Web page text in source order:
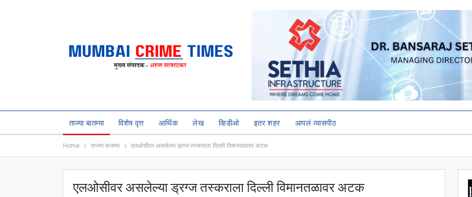
ताज्या बातम्या विशेष वृत्त आर्थिक लेख व्हिडीओ इतर शहर आपलं व्यासपीठ
Home ताज्या बातम्या एलओसीवर असलेल्या ड्रग्ज तस्कराला दिल्ली विमानतळावर अटक
एलओसीवर असलेल्या ड्रग्ज तस्कराला दिल्ली विमानतळावर अटक